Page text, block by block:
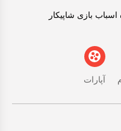
بازی شاپیکار
آپارات